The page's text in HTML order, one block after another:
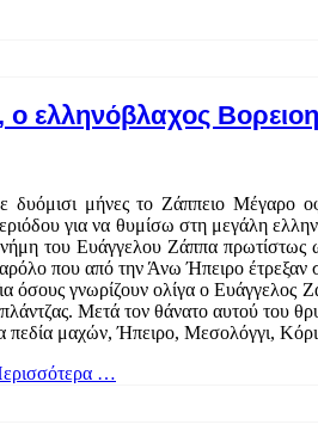
ελληνόβλαχος
δυόμισι μήνες το Ζάππειο Μέγαρο
για να θυμίσω στη μεγάλη
του Ευάγγελου Ζάππα πρωτίστως
που από την Άνω Ήπειρο έτρεξαν
όσους γνωρίζουν ολίγα ο Ευάγγελος
Μετά τον θάνατο αυτού του
πεδία μαχών, Ήπειρο, Μεσολόγγι,
…